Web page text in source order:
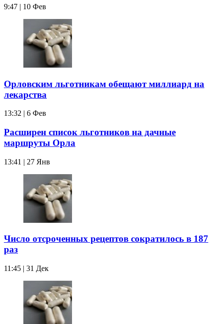
9:47 | 10 Фев
Орловским льготникам обещают миллиард на
лекарства
13:32 | 6 Фев
Расширен список льготников на дачные
маршруты Орла
13:41 | 27 Янв
Число отсроченных рецептов сократилось в 187
раз
11:45 | 31 Дек